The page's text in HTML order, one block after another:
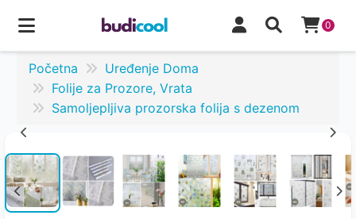
0
Početna
Uređenje Doma
Folije za Prozore, Vrata
Samoljepljiva prozorska folija s dezenom